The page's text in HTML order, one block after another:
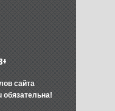
сайта
обязательна!